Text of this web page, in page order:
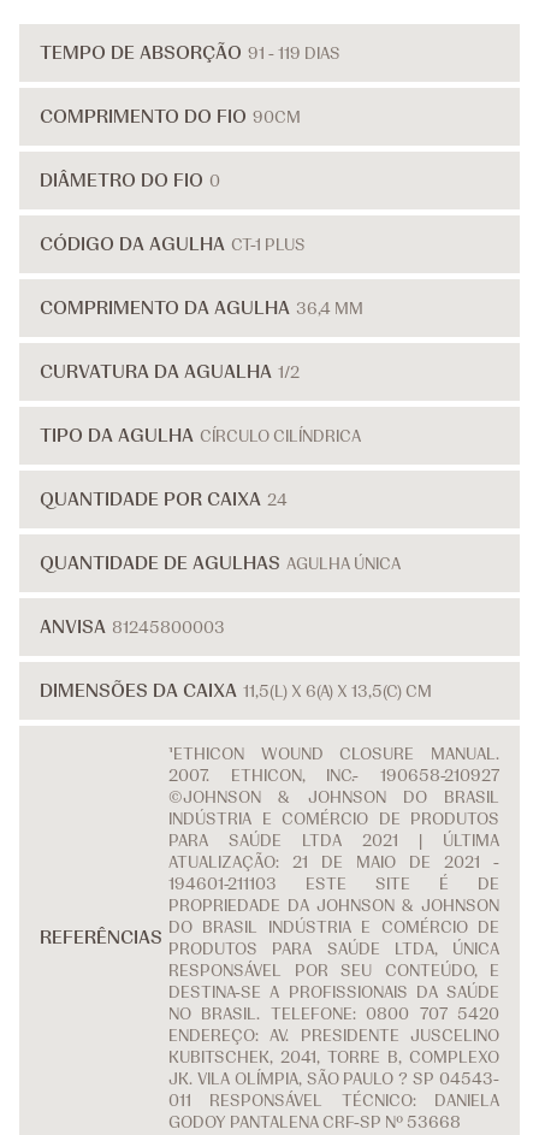
TEMPO DE ABSORÇÃO 91 - 119 DIAS
COMPRIMENTO DO FIO 90CM
DIÂMETRO DO FIO 0
CÓDIGO DA AGULHA CT-1 PLUS
COMPRIMENTO DA AGULHA 36,4 MM
CURVATURA DA AGUALHA 1/2
TIPO DA AGULHA CÍRCULO CILÍNDRICA
QUANTIDADE POR CAIXA 24
QUANTIDADE DE AGULHAS AGULHA ÚNICA
ANVISA 81245800003
DIMENSÕES DA CAIXA 11,5(L) X 6(A) X 13,5(C) CM
REFERÊNCIAS
¹ETHICON WOUND CLOSURE MANUAL.
2007. ETHICON, INC.- 190658-210927
©JOHNSON & JOHNSON DO BRASIL
INDÚSTRIA E COMÉRCIO DE PRODUTOS
PARA SAÚDE LTDA 2021 | ÚLTIMA
ATUALIZAÇÃO: 21 DE MAIO DE 2021 -
194601-211103 ESTE SITE É DE
PROPRIEDADE DA JOHNSON & JOHNSON
DO BRASIL INDÚSTRIA E COMÉRCIO DE
PRODUTOS PARA SAÚDE LTDA, ÚNICA
RESPONSÁVEL POR SEU CONTEÚDO, E
DESTINA-SE A PROFISSIONAIS DA SAÚDE
NO BRASIL. TELEFONE: 0800 707 5420
ENDEREÇO: AV. PRESIDENTE JUSCELINO
KUBITSCHEK, 2041, TORRE B, COMPLEXO
JK. VILA OLÍMPIA, SÃO PAULO ? SP 04543-
011 RESPONSÁVEL TÉCNICO: DANIELA
GODOY PANTALENA CRF-SP Nº 53668